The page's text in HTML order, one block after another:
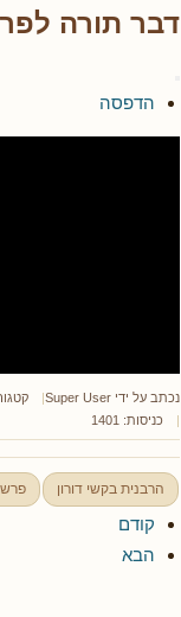
דבר תורה
הדפסה
נכתב על ידי Super User
כניסות: 1401
הרבנית בקשי דורון
קודם
הבא